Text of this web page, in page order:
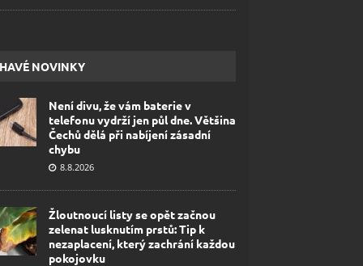
NOVINKY
Není divu, že vám baterie v
telefonu vydrží jen půl dne. Většina
Čechů dělá při nabíjení zásadní
chybu
8.8.2026
Žloutnoucí listy se opět začnou
zelenat lusknutím prstů: Tip k
nezaplacení, který zachrání každou
pokojovku